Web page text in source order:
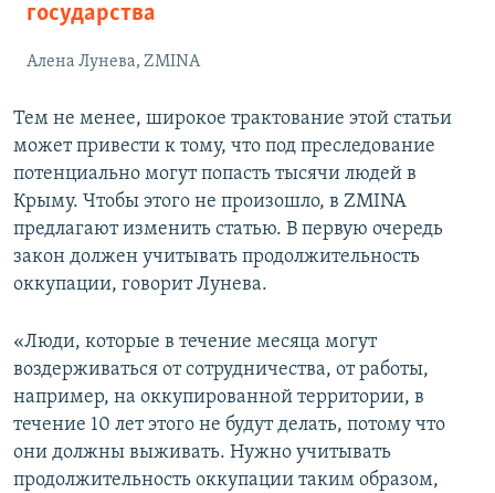
государства
Алена Лунева, ZMINA
Тем не менее, широкое трактование этой статьи
может привести к тому, что под преследование
потенциально могут попасть тысячи людей в
Крыму. Чтобы этого не произошло, в ZMINA
предлагают изменить статью. В первую очередь
закон должен учитывать продолжительность
оккупации, говорит Лунева.
«Люди, которые в течение месяца могут
воздерживаться от сотрудничества, от работы,
например, на оккупированной территории, в
течение 10 лет этого не будут делать, потому что
они должны выживать. Нужно учитывать
продолжительность оккупации таким образом,